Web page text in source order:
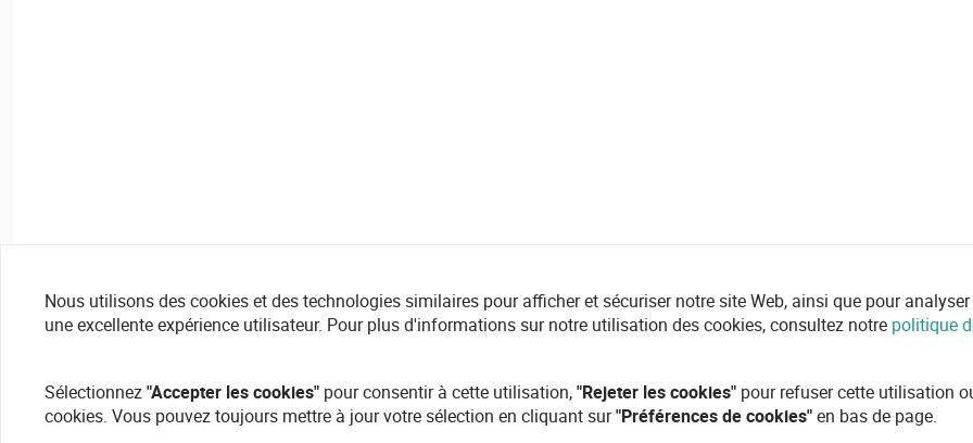
Nous utilisons des cookies et des technologies similaires pour afficher et sécuriser notre site Web, ainsi que pour
une excellente expérience utilisateur. Pour plus d'informations sur notre utilisation des cookies, consultez notre politique
Sélectionnez"Accepter les cookies" pour consentir à cette utilisation,"Rejeter les cookies" pour refuser cette utilisation
cookies. Vous pouvez toujours mettre à jour votre sélection en cliquant sur"Préférences de cookies"en bas de page.